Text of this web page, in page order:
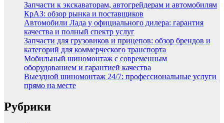
Запчасти к экскаваторам, автогрейдерам и автомобилям
КрАЗ: обзор рынка и поставщиков
Автомобили Лада у официального дилера: гарантия
качества и полный спектр услуг
Запчасти для грузовиков и прицепов: обзор брендов и
категорий для коммерческого транспорта
Мобильный шиномонтаж с современным
оборудованием и гарантией качества
Выездной шиномонтаж 24/7: профессиональные услуги
прямо на месте
Рубрики